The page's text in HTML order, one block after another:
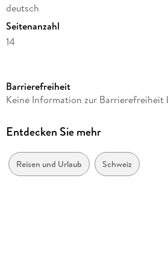
deutsch
Seitenanzahl
14
Verlag/Hersteller
Produktart
Gewicht
708 g
Barrierefreiheit
Keine Information zur Barrierefreiheit
Entdecken Sie mehr
Reisen und Urlaub Schweiz